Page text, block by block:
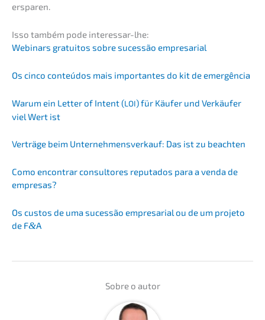
ersparen.
Isso também pode interessar-lhe:
Webinars gratui­tos sobre suces­são empresarial
Os cinco conteú­dos mais importan­tes do kit de emergência
Warum ein Letter of Intent (LOI) für Käufer und Verkäu­fer
viel Wert ist
Verträ­ge beim Unter­nehmens­verkauf: Das ist zu beachten
Como encon­trar consul­to­res reputa­dos para a venda de
empresas?
Os custos de uma suces­são empre­sa­ri­al ou de um proje­to
de F&A
Sobre o autor